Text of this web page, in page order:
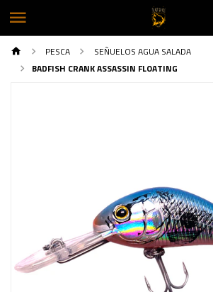
PESCA
SEÑUELOS AGUA SALADA
BADFISH CRANK ASSASSIN FLOATING
Previous